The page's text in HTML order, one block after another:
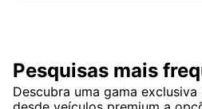
Pesquisas mais
Descubra uma gama